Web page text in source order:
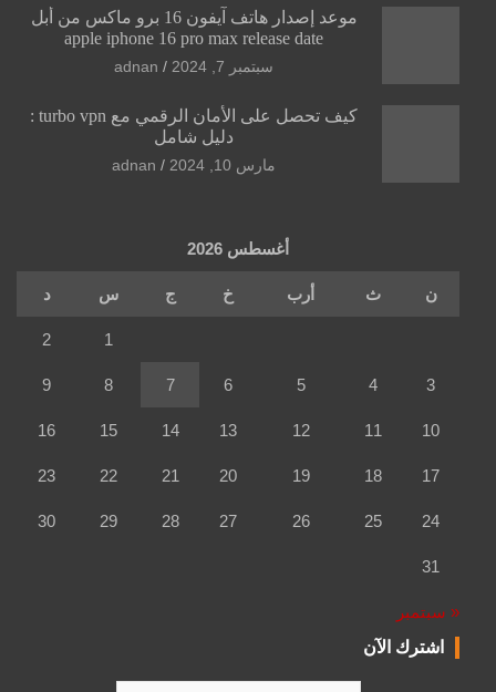
موعد إصدار هاتف آيفون 16 برو ماكس من أبل
apple iphone 16 pro max release date
سبتمبر 7, 2024 adnan
كيف تحصل على الأمان الرقمي مع turbo vpn :
دليل شامل
مارس 10, 2024 adnan
أغسطس 2026
ن ث أرب خ ج س د
1
2
3
4
5
6
7
8
9
10
11
12
13
14
15
16
17
18
19
20
21
22
23
24
25
26
27
28
29
30
31
« سبتمبر
اشترك الآن